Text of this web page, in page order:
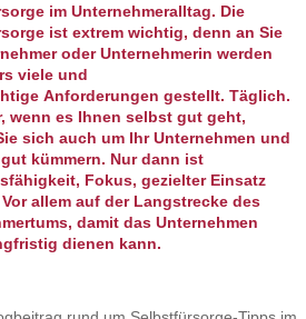
im Unternehmeralltag. Die
ist extrem wichtig, denn an Sie
oder Unternehmerin werden
viele und
Anforderungen gestellt. Täglich.
wenn es Ihnen selbst gut geht,
sich auch um Ihr Unternehmen und
gut kümmern. Nur dann ist
Fokus, gezielter Einsatz
allem auf der Langstrecke des
damit das Unternehmen
dienen kann.